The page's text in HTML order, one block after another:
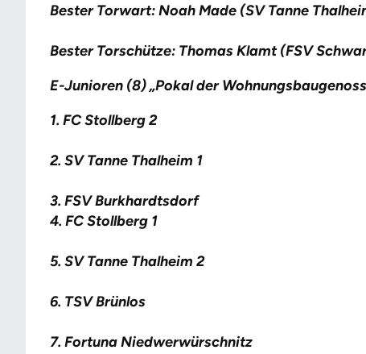
Bester Torwart: Noah Made (SV Tanne
Bester Torschütze: Thomas Klamt (FSV
E-Junioren (8) „Pokal der
1. FC Stollberg 2
2. SV Tanne Thalheim 1
3. FSV Burkhardtsdorf
4. FC Stollberg 1
5. SV Tanne Thalheim 2
6. TSV Brünlos
7. Fortuna Niedwerwürschnitz